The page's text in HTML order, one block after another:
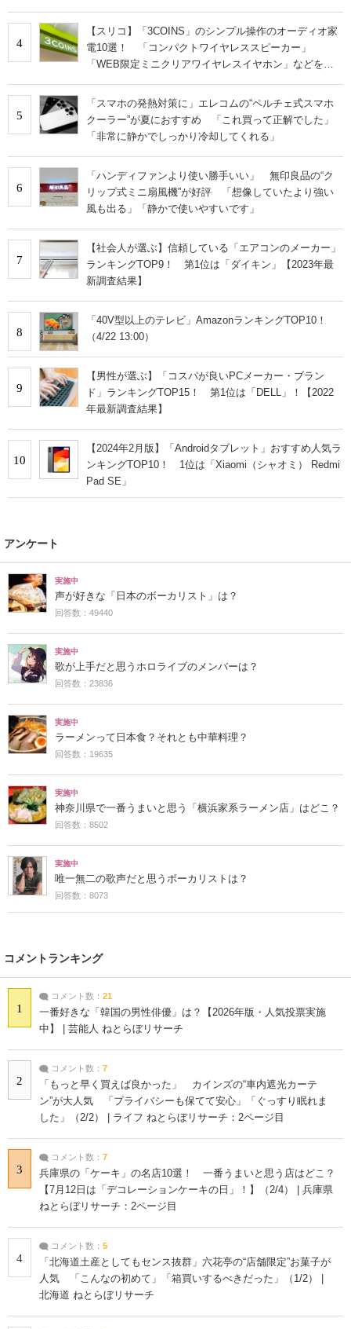
4
【スリコ】「3COINS」のシンプル操作のオーディオ家
電10選！ 「コンパクトワイヤレススピーカー」
「WEB限定ミニクリアワイヤレスイヤホン」などを紹
5
「スマホの発熱対策に」エレコムの“ペルチェ式スマホ
クーラー”が夏におすすめ 「これ買って正解でした」
「非常に静かでしっかり冷却してくれる」
6
「ハンディファンより使い勝手いい」 無印良品の“ク
リップ式ミニ扇風機”が好評 「想像していたより強い
風も出る」「静かで使いやすいです」
7
【社会人が選ぶ】信頼している「エアコンのメーカー」
ランキングTOP9！ 第1位は「ダイキン」【2023年最
新調査結果】
8
「40V型以上のテレビ」AmazonランキングTOP10！
（4/22 13:00）
9
【男性が選ぶ】「コスパが良いPCメーカー・ブラン
ド」ランキングTOP15！ 第1位は「DELL」！【2022
年最新調査結果】
10
【2024年2月版】「Androidタブレット」おすすめ人気ラ
ンキングTOP10！ 1位は「Xiaomi（シャオミ） Redmi
Pad SE」
アンケート
実施中
声が好きな「日本のボーカリスト」は？
回答数：49440
実施中
歌が上手だと思うホロライブのメンバーは？
回答数：23836
実施中
ラーメンって日本食？それとも中華料理？
回答数：19635
実施中
神奈川県で一番うまいと思う「横浜家系ラーメン店」はどこ？
回答数：8502
実施中
唯一無二の歌声だと思うボーカリストは？
回答数：8073
コメントランキング
1
コメント数： 21
一番好きな「韓国の男性俳優」は？【2026年版・人気投票実施
中】 | 芸能人 ねとらぼリサーチ
2
コメント数： 7
「もっと早く買えば良かった」 カインズの“車内遮光カーテ
ン”が大人気 「プライバシーも保てて安心」「ぐっすり眠れま
した」（2/2） | ライフ ねとらぼリサーチ：2ページ目
3
コメント数： 7
兵庫県の「ケーキ」の名店10選！ 一番うまいと思う店はどこ？
【7月12日は「デコレーションケーキの日」！】（2/4） | 兵庫県
ねとらぼリサーチ：2ページ目
4
コメント数： 5
「北海道土産としてもセンス抜群」六花亭の“店舗限定”お菓子が
人気 「こんなの初めて」「箱買いするべきだった」（1/2） |
北海道 ねとらぼリサーチ